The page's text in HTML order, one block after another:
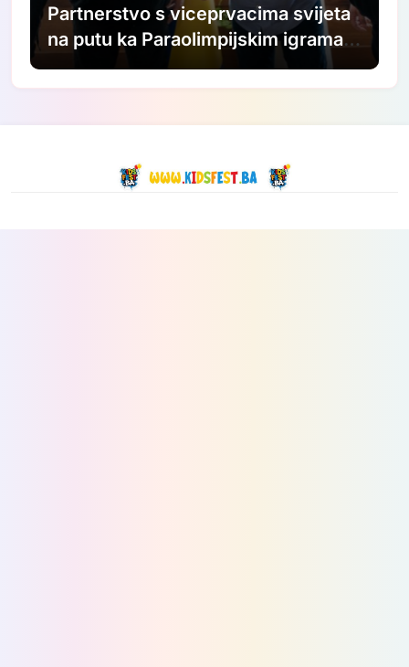
Partnerstvo s viceprvacima svijeta
na putu ka Paraolimpijskim igrama
2028.